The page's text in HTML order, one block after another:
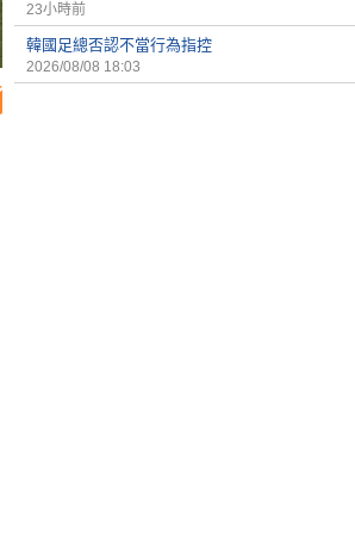
23小時前
韓國足總否認不當行為指控
2026/08/08 18:03